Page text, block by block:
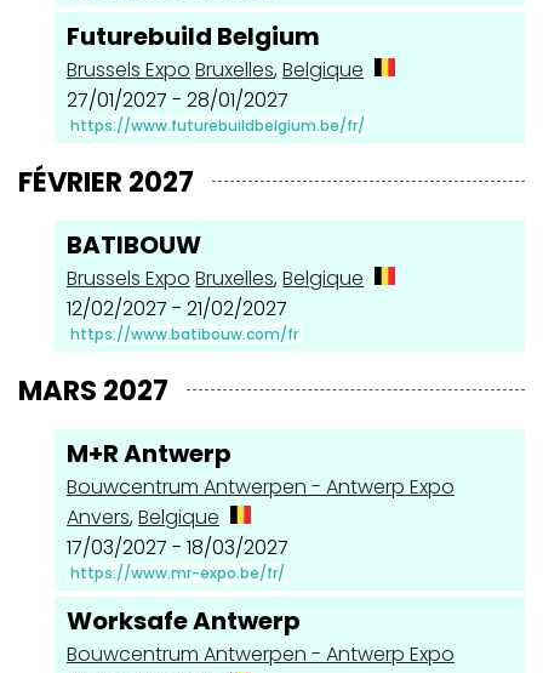
Futurebuild Belgium
Brussels Expo Bruxelles,Belgique
27/01/2027 - 28/01/2027
https://www.futurebuildbelgium.be/fr/
FÉVRIER 2027
BATIBOUW
Brussels Expo Bruxelles,Belgique
12/02/2027 - 21/02/2027
https://www.batibouw.com/fr
MARS 2027
M+R Antwerp
Bouwcentrum Antwerpen - Antwerp Expo
Anvers,Belgique
17/03/2027 - 18/03/2027
https://www.mr-expo.be/fr/
Worksafe Antwerp
Bouwcentrum Antwerpen - Antwerp Expo